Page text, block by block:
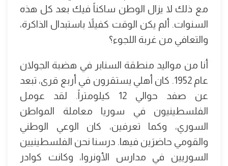
مع ذلك لا يزال الوطن ساكناً فيك بعد كل هذه
السنوات. ألم يكن الوقت كفيلاً باستبدال الذاكرة،
والتعافي من غربة اللجوء؟
أنا من مواليد منطقة السنابر في هضبة الجولان
عام 1952. كان أهلي يستقرون في أربع قرى، تبعد
عن صفد حوالي 12 كيلومتراً. لقد عومل
الفلسطينيون في سوريا معاملة المواطن
السوري، وكما تعرفين، كان الوعي الوطني
والقومي حاضرَين فيها. درسنا نحن الفلسطينيين
السوريين في مدارس الأونروا، وكانت كوادر